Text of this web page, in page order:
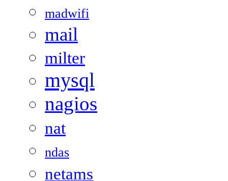
madwifi
mail
milter
mysql
nagios
nat
ndas
netams